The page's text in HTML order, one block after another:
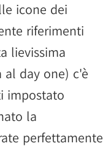
icone dei
riferimenti
lievissima
al day one) c'è
impostato
la
perfettamente